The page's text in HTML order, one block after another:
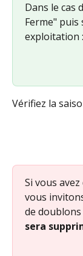
Dans le cas
Ferme"
exploitation :
Vérifiez la
Si vous
vous
de doublons
sera